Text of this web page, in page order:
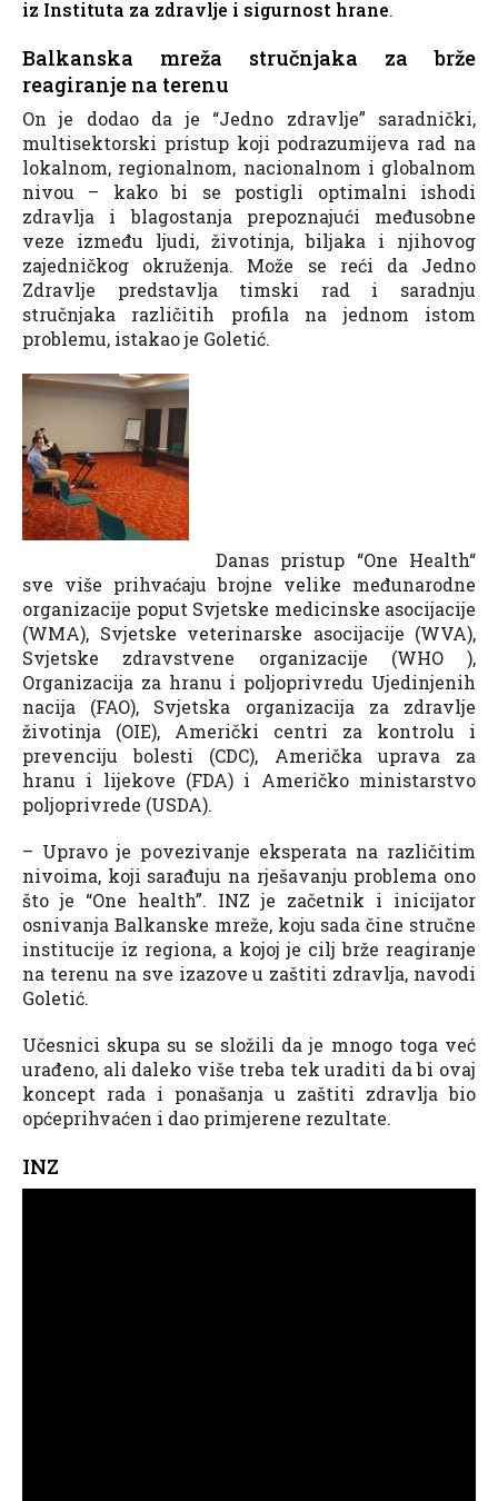
iz Instituta za zdravlje i sigurnost hrane.
Balkanska mreža stručnjaka za brže
reagiranje na terenu
On je dodao da je “Jedno zdravlje” saradnički,
multisektorski pristup koji podrazumijeva rad na
lokalnom, regionalnom, nacionalnom i globalnom
nivou – kako bi se postigli optimalni ishodi
zdravlja i blagostanja prepoznajući međusobne
veze između ljudi, životinja, biljaka i njihovog
zajedničkog okruženja. Može se reći da Jedno
Zdravlje predstavlja timski rad i saradnju
stručnjaka različitih profila na jednom istom
problemu, istakao je Goletić.
Danas pristup “One Health“
sve više prihvaćaju brojne velike međunarodne
organizacije poput Svjetske medicinske asocijacije
(WMA), Svjetske veterinarske asocijacije (WVA),
Svjetske zdravstvene organizacije (WHO ),
Organizacija za hranu i poljoprivredu Ujedinjenih
nacija (FAO), Svjetska organizacija za zdravlje
životinja (OIE), Američki centri za kontrolu i
prevenciju bolesti (CDC), Američka uprava za
hranu i lijekove (FDA) i Američko ministarstvo
poljoprivrede (USDA).
– Upravo je povezivanje eksperata na različitim
nivoima, koji sarađuju na rješavanju problema ono
što je “One health”. INZ je začetnik i inicijator
osnivanja Balkanske mreže, koju sada čine stručne
institucije iz regiona, a kojoj je cilj brže reagiranje
na terenu na sve izazove u zaštiti zdravlja, navodi
Goletić.
Učesnici skupa su se složili da je mnogo toga već
urađeno, ali daleko više treba tek uraditi da bi ovaj
koncept rada i ponašanja u zaštiti zdravlja bio
općeprihvaćen i dao primjerene rezultate.
INZ